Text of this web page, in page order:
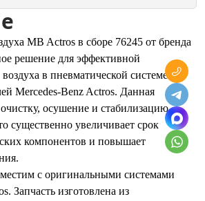
MB Actros в сборе 76245 от бренда
решение для эффективной
в пневматической системе
Mercedes-Benz Actros. Данная
осушение и стабилизацию
существенно увеличивает срок
компонентов и повышает
с оригинальными системами
Запчасть изготовлена из